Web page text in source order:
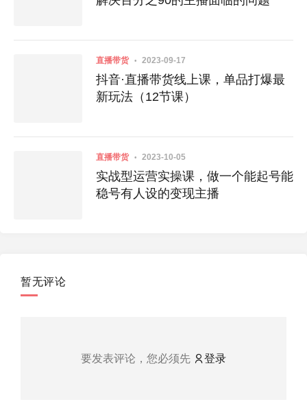
直播带货 2023-09-17
抖音·直播带货线上课，单品打爆最
新玩法（12节课）
直播带货 2023-10-05
实战型运营实操课，做一个能起号能
稳号有人设的变现主播
暂无评论
要发表评论，您必须先 登录